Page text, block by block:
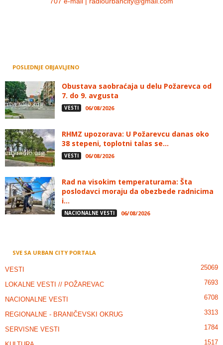
POSLEDNJE OBJAVLJENO
Obustava saobraćaja u delu Požarevca od
7. do 9. avgusta
VESTI 06/08/2026
RHMZ upozorava: U Požarevcu danas oko
38 stepeni, toplotni talas se...
VESTI 06/08/2026
Rad na visokim temperaturama: Šta
poslodavci moraju da obezbede radnicima
i...
NACIONALNE VESTI 06/08/2026
SVE SA URBAN CITY PORTALA
VESTI 25069
LOKALNE VESTI // POŽAREVAC 7693
NACIONALNE VESTI 6708
REGIONALNE - BRANIČEVSKI OKRUG 3313
SERVISNE VESTI 1784
1517